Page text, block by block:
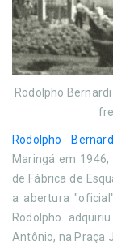
Rodolpho
Rodolpho
Maringá em
de Fábrica de
a abertura
Rodolpho
Antônio, na Praça